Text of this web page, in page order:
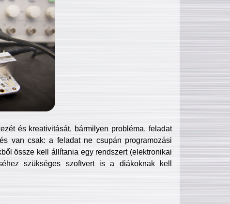
és kreativitását, bármilyen probléma, feladat
van csak: a feladat ne csupán programozási
össze kell állítania egy rendszert (elektronikai
szükséges szoftvert is a diákoknak kell